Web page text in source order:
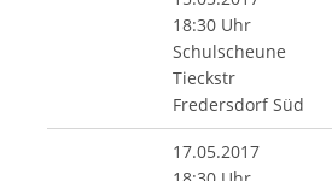
18:30 Uhr
Schulscheune
Tieckstr
Fredersdorf Süd
17.05.2017